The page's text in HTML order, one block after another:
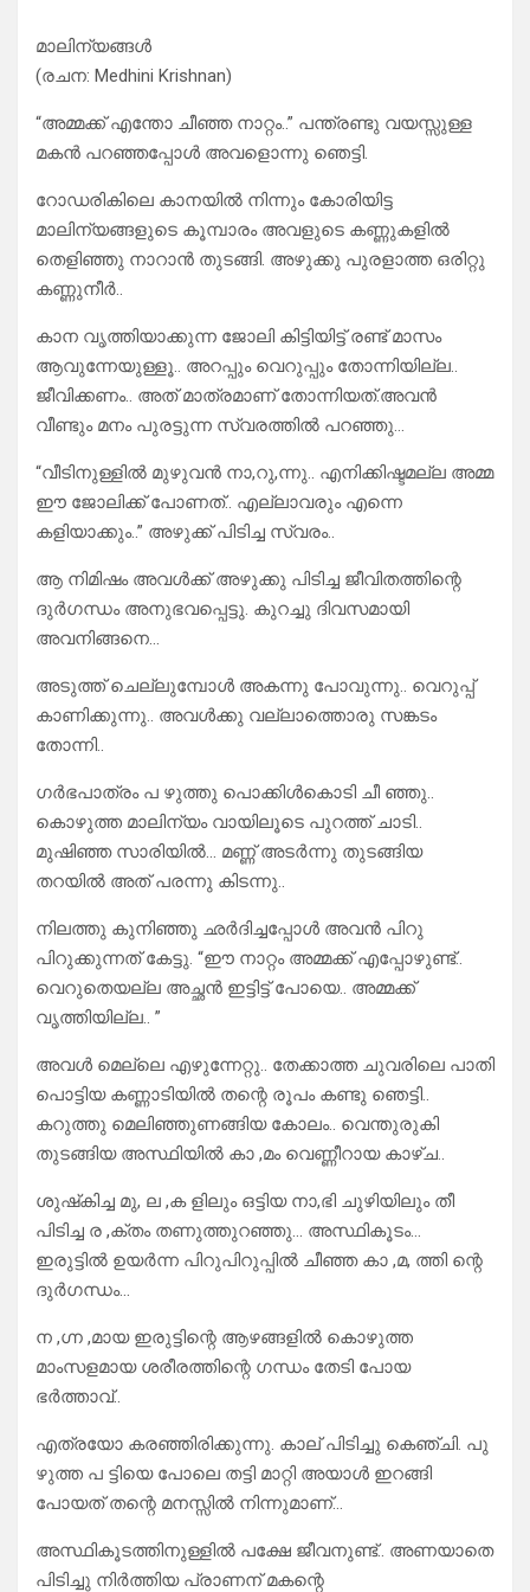
മാലിന്യങ്ങൾ
(രചന: Medhini Krishnan)
“അമ്മക്ക് എന്തോ ചീഞ്ഞ നാറ്റം..” പന്ത്രണ്ടു വയസ്സുള്ള
മകൻ പറഞ്ഞപ്പോൾ അവളൊന്നു ഞെട്ടി.
റോഡരികിലെ കാനയിൽ നിന്നും കോരിയിട്ട
മാലിന്യങ്ങളുടെ കൂമ്പാരം അവളുടെ കണ്ണുകളിൽ
തെളിഞ്ഞു നാറാൻ തുടങ്ങി. അഴുക്കു പുരളാത്ത ഒരിറ്റു
കണ്ണുനീർ..
കാന വൃത്തിയാക്കുന്ന ജോലി കിട്ടിയിട്ട് രണ്ട് മാസം
ആവുന്നേയുള്ളൂ.. അറപ്പും വെറുപ്പും തോന്നിയില്ല..
ജീവിക്കണം.. അത് മാത്രമാണ് തോന്നിയത്.അവൻ
വീണ്ടും മനം പുരട്ടുന്ന സ്വരത്തിൽ പറഞ്ഞു…
“വീടിനുള്ളിൽ മുഴുവൻ നാ,റു,ന്നു.. എനിക്കിഷ്ടമല്ല അമ്മ
ഈ ജോലിക്ക് പോണത്.. എല്ലാവരും എന്നെ
കളിയാക്കും..” അഴുക്ക് പിടിച്ച സ്വരം..
ആ നിമിഷം അവൾക്ക് അഴുക്കു പിടിച്ച ജീവിതത്തിന്റെ
ദുർഗന്ധം അനുഭവപ്പെട്ടു. കുറച്ചു ദിവസമായി
അവനിങ്ങനെ…
അടുത്ത് ചെല്ലുമ്പോൾ അകന്നു പോവുന്നു.. വെറുപ്പ്
കാണിക്കുന്നു.. അവൾക്കു വല്ലാത്തൊരു സങ്കടം
തോന്നി..
ഗർഭപാത്രം പ ഴുത്തു പൊക്കിൾകൊടി ചീ ഞ്ഞു..
കൊഴുത്ത മാലിന്യം വായിലൂടെ പുറത്ത് ചാടി..
മുഷിഞ്ഞ സാരിയിൽ… മണ്ണ് അടർന്നു തുടങ്ങിയ
തറയിൽ അത് പരന്നു കിടന്നു..
നിലത്തു കുനിഞ്ഞു ഛർദിച്ചപ്പോൾ അവൻ പിറു
പിറുക്കുന്നത് കേട്ടു. “ഈ നാറ്റം അമ്മക്ക് എപ്പോഴുണ്ട്..
വെറുതെയല്ല അച്ഛൻ ഇട്ടിട്ട് പോയെ.. അമ്മക്ക്
വൃത്തിയില്ല.. ”
അവൾ മെല്ലെ എഴുന്നേറ്റു.. തേക്കാത്ത ചുവരിലെ പാതി
പൊട്ടിയ കണ്ണാടിയിൽ തന്റെ രൂപം കണ്ടു ഞെട്ടി..
കറുത്തു മെലിഞ്ഞുണങ്ങിയ കോലം.. വെന്തുരുകി
തുടങ്ങിയ അസ്ഥിയിൽ കാ ,മം വെണ്ണീറായ കാഴ്ച..
ശുഷ്‌കിച്ച മു, ല ,ക ളിലും ഒട്ടിയ നാ,ഭി ചുഴിയിലും തീ
പിടിച്ച ര ,ക്തം തണുത്തുറഞ്ഞു… അസ്ഥികൂടം…
ഇരുട്ടിൽ ഉയർന്ന പിറുപിറുപ്പിൽ ചീഞ്ഞ കാ ,മ, ത്തി ന്റെ
ദുർഗന്ധം…
ന ,ഗ്ന ,മായ ഇരുട്ടിന്റെ ആഴങ്ങളിൽ കൊഴുത്ത
മാംസളമായ ശരീരത്തിന്റെ ഗന്ധം തേടി പോയ
ഭർത്താവ്..
എത്രയോ കരഞ്ഞിരിക്കുന്നു. കാല് പിടിച്ചു കെഞ്ചി. പു
ഴുത്ത പ ട്ടിയെ പോലെ തട്ടി മാറ്റി അയാൾ ഇറങ്ങി
പോയത് തന്റെ മനസ്സിൽ നിന്നുമാണ്…
അസ്ഥികൂടത്തിനുള്ളിൽ പക്ഷേ ജീവനുണ്ട്.. അണയാതെ
പിടിച്ചു നിർത്തിയ പ്രാണന് മകന്റെ